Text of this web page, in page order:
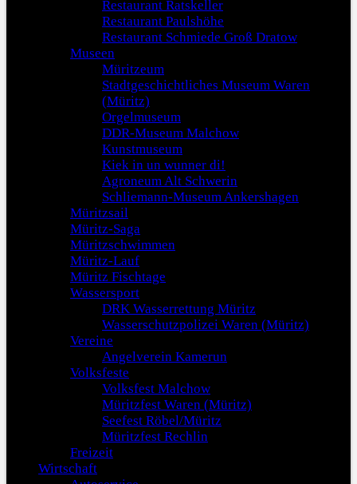
Restaurant Ratskeller
Restaurant Paulshöhe
Restaurant Schmiede Groß Dratow
Museen
Müritzeum
Stadtgeschichtliches Museum Waren
(Müritz)
Orgelmuseum
DDR-Museum Malchow
Kunstmuseum
Kiek in un wunner di!
Agroneum Alt Schwerin
Schliemann-Museum Ankershagen
Müritzsail
Müritz-Saga
Müritzschwimmen
Müritz-Lauf
Müritz Fischtage
Wassersport
DRK Wasserrettung Müritz
Wasserschutzpolizei Waren (Müritz)
Vereine
Angelverein Kamerun
Volksfeste
Volksfest Malchow
Müritzfest Waren (Müritz)
Seefest Röbel/Müritz
Müritzfest Rechlin
Freizeit
Wirtschaft